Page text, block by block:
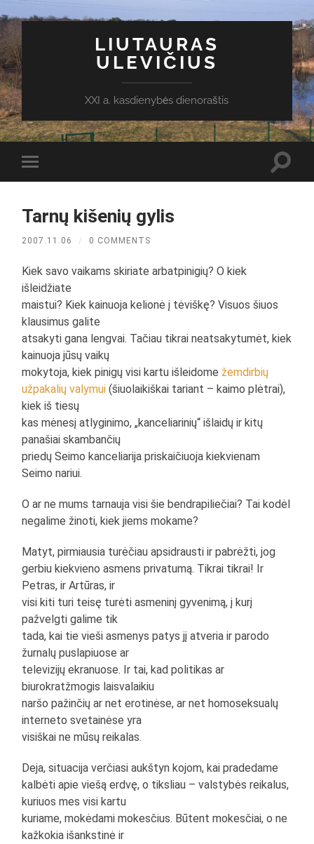
LIUTAURAS
ULEVIČIUS
XXI a. kasdienybės dienoraštis
Toggle
mobile
Tarnų kišenių gylis
2007.11.06 / 0 COMMENTS
Kiek savo vaikams skiriate arbatpinigių? O kiek
išleidžiate
maistui? Kiek kainuoja kelionė į tėviškę? Visuos šiuos
klausimus galite
atsakyti gana lengvai. Tačiau tikrai neatsakytumėt, kiek
kainuoja jūsų vaikų
mokytoja, kiek pinigų visi kartu išleidome žemdirbių
užpakalių valymui (šiuolaikiškai tariant – kaimo plėtrai),
kiek iš tiesų
kas mėnesį atlyginimo, „kanceliarinių“ išlaidų ir kitų
panašiai skambančių
priedų Seimo kanceliarija priskaičiuoja kiekvienam
Seimo nariui.
O ar ne mums tarnauja visi šie bendrapiliečiai? Tai kodėl
negalime žinoti, kiek jiems mokame?
Matyt, pirmiausia turėčiau apsidrausti ir pabrėžti, jog
gerbiu kiekvieno asmens privatumą. Tikrai tikrai! Ir
Petras, ir Artūras, ir
visi kiti turi teisę turėti asmeninį gyvenimą, į kurį
pažvelgti galime tik
tada, kai tie vieši asmenys patys jį atveria ir parodo
žurnalų puslapiuose ar
televizijų ekranuose. Ir tai, kad politikas ar
biurokratžmogis laisvalaikiu
naršo pažinčių ar net erotinėse, ar net homoseksualų
interneto svetainėse yra
visiškai ne mūsų reikalas.
Deja, situacija verčiasi aukštyn kojom, kai pradedame
kalbėti apie viešą erdvę, o tiksliau – valstybės reikalus,
kuriuos mes visi kartu
kuriame, mokėdami mokesčius. Būtent mokesčiai, o ne
kažkokia išankstinė ir